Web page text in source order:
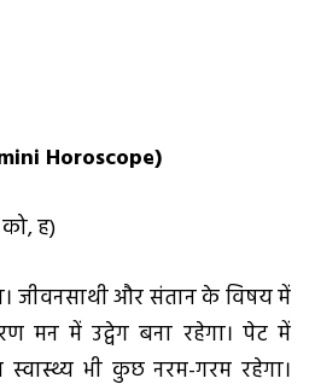
Horoscope)
ह)
जीवनसाथी और संतान के विषय में
मन में उद्वेग बना रहेगा। पेट में
भी कुछ नरम-गरम रहेगा।